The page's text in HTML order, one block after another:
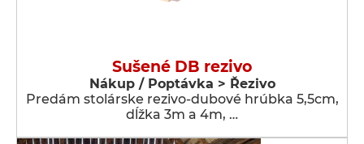
Sušené DB rezivo
Nákup / Poptávka > Řezivo
Predám stolárske rezivo-dubové hrúbka 5,5cm,
dĺžka 3m a 4m, …